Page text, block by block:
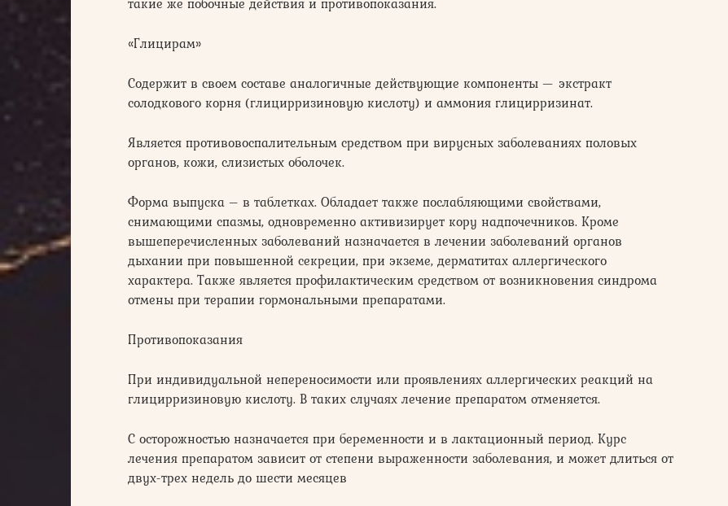
«Глицирам»
Содержит в своем составе аналогичные действующие компоненты — экстракт
солодкового корня (глицирризиновую кислоту) и аммония глицирризинат.
Является противовоспалительным средством при вирусных заболеваниях половых
органов, кожи, слизистых оболочек.
Форма выпуска – в таблетках. Обладает также послабляющими свойствами,
снимающими спазмы, одновременно активизирует кору надпочечников. Кроме
вышеперечисленных заболеваний назначается в лечении заболеваний органов
дыхании при повышенной секреции, при экземе, дерматитах аллергического
характера. Также является профилактическим средством от возникновения синдрома
отмены при терапии гормональными препаратами.
Противопоказания
При индивидуальной непереносимости или проявлениях аллергических реакций на
глицирризиновую кислоту. В таких случаях лечение препаратом отменяется.
С осторожностью назначается при беременности и в лактационный период. Курс
лечения препаратом зависит от степени выраженности заболевания, и может длиться от
двух-трех недель до шести месяцев